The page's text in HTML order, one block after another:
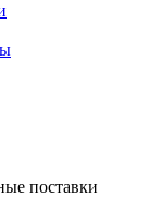
поставки